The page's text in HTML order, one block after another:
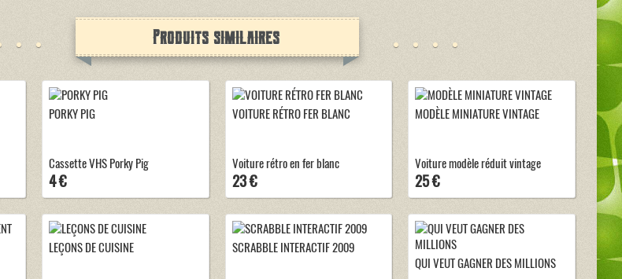
Produits similaires
PORKY PIG
Cassette VHS Porky Pig
4 €
VOITURE RÉTRO FER BLANC
Voiture rétro en fer blanc
23 €
MODÈLE MINIATURE VINTAGE
Voiture modèle réduit vintage
25 €
LEÇONS DE CUISINE SCRABBLE INTERACTIF 2009
QUI VEUT GAGNER DES MILLIONS